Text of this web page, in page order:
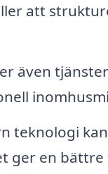
att
även
teknologi
ger en